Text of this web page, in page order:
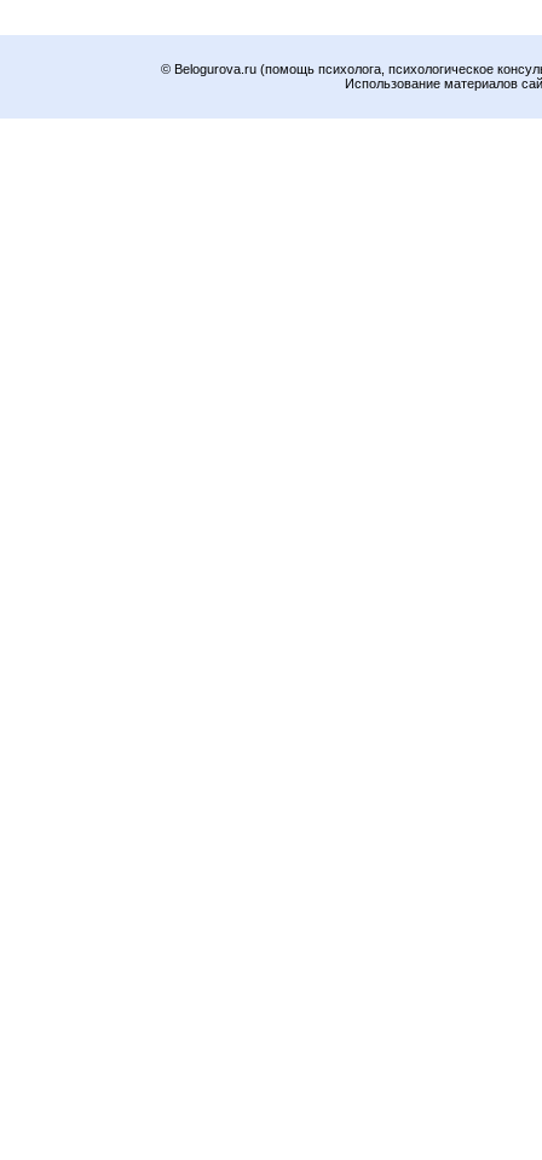
© Belogurova.ru (помощь психолога, психологическое
Использование материалов